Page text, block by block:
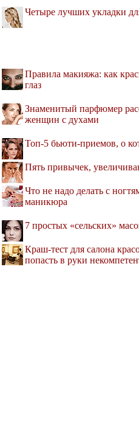
Четыре лучших укладки
Правила макияжа: как
глаз
Знаменитый парфюмер
женщин с духами
Топ-5 бьюти-приемов, о
Пять привычек,
Что не надо делать с
маникюра
7 простых «сельских»
Краш-тест для салона
попасть в руки